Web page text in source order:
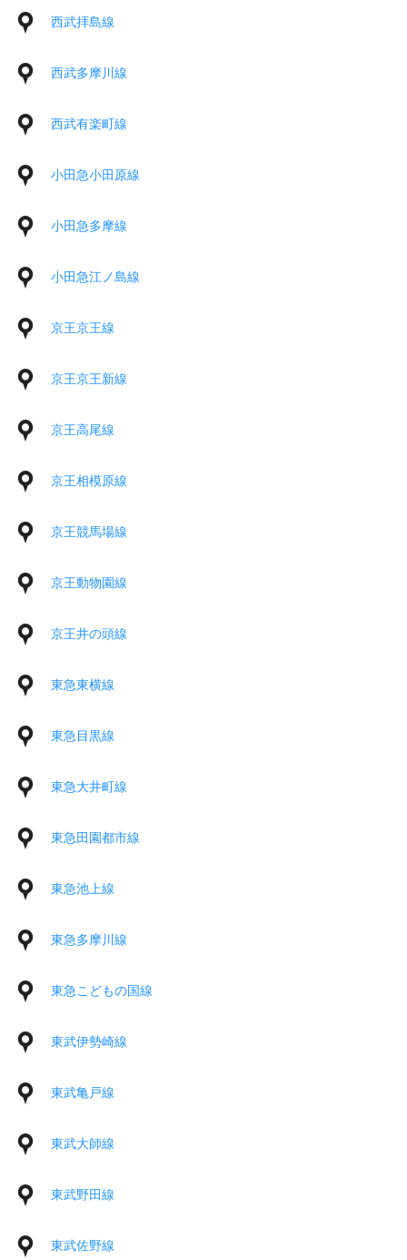
西武拝島線
西武多摩川線
西武有楽町線
小田急小田原線
小田急多摩線
小田急江ノ島線
京王京王線
京王京王新線
京王高尾線
京王相模原線
京王競馬場線
京王動物園線
京王井の頭線
東急東横線
東急目黒線
東急大井町線
東急田園都市線
東急池上線
東急多摩川線
東急こどもの国線
東武伊勢崎線
東武亀戸線
東武大師線
東武野田線
東武佐野線